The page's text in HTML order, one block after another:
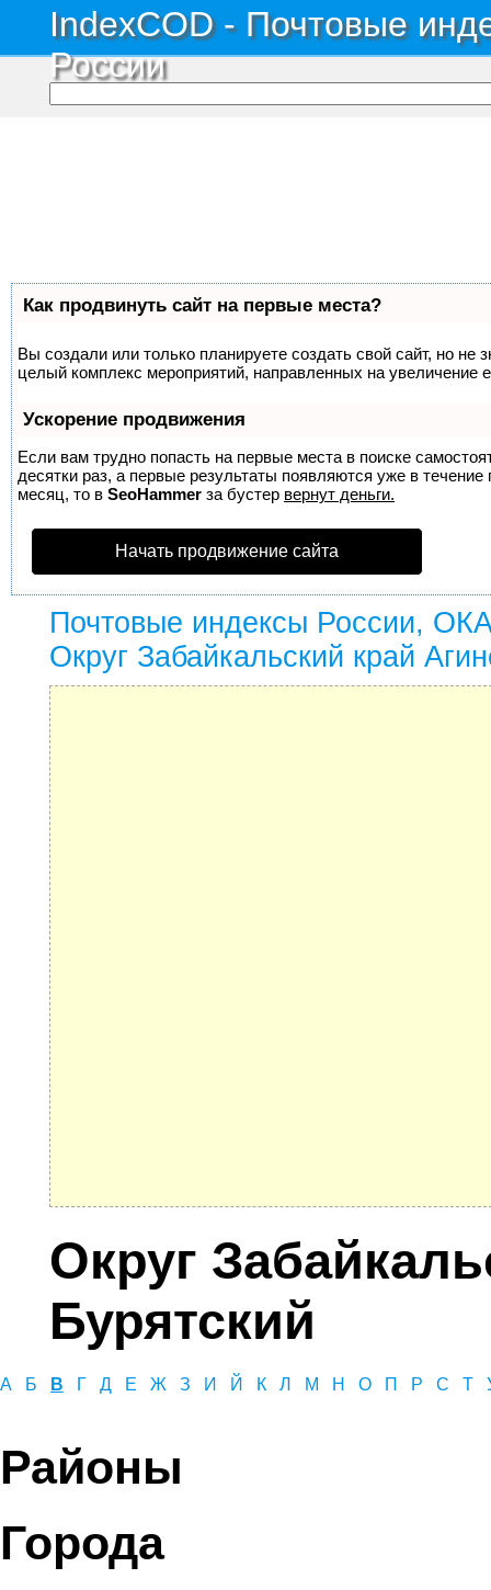
IndexCOD - Почтовые
России
Как продвинуть сайт на первые места?
Вы создали или только планируете создать свой сайт, но не
целый комплекс мероприятий, направленных на увеличение
Ускорение продвижения
Если вам трудно попасть на первые места в поиске
десятки раз, а первые результаты появляются уже в
месяц, то в SeoHammer за бустер вернут деньги.
Начать продвижение сайта
Почтовые индексы России,
Округ Забайкальский край
Округ
Бурятский
А Б В Г Д Е Ж З И Й К Л М Н О П Р С Т
Районы
Города